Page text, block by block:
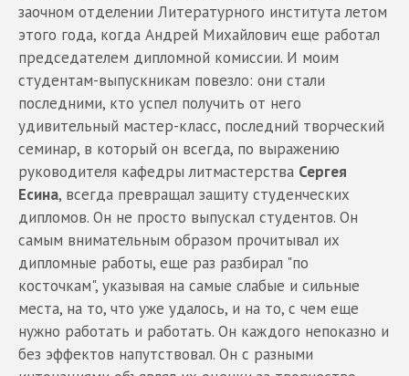
заочном отделении Литературного института летом
этого года, когда Андрей Михайлович еще работал
председателем дипломной комиссии. И моим
студентам-выпускникам повезло: они стали
последними, кто успел получить от него
удивительный мастер-класс, последний творческий
семинар, в который он всегда, по выражению
руководителя кафедры литмастерства Сергея
Есина, всегда превращал защиту студенческих
дипломов. Он не просто выпускал студентов. Он
самым внимательным образом прочитывал их
дипломные работы, еще раз разбирал "по
косточкам", указывая на самые слабые и сильные
места, на то, что уже удалось, и на то, с чем еще
нужно работать и работать. Он каждого непоказно и
без эффектов напутствовал. Он с разными